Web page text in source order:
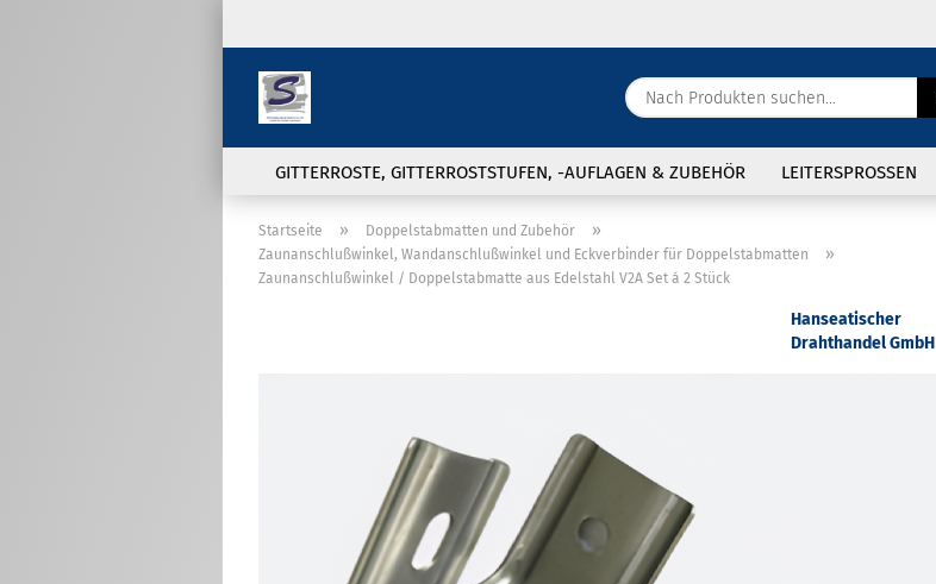
GITTERROSTE, GITTERROSTSTUFEN, -AUFLAGEN & ZUBEHÖR LEITERSPROSSEN
Doppelstabmattenzaun
Zaunanschlußwinkel,
Wandanschlußwinkel und
Eckverbinder für
Doppelstabmatten
Restposten anzeigen
Startseite » Doppelstabmatten und Zubehör »
Zaunanschlußwinkel, Wandanschlußwinkel und Eckverbinder für Doppelstabmatten »
Zaunanschlußwinkel / Doppelstabmatte aus Edelstahl V2A Set á 2 Stück
Hanseatischer
Drahthandel GmbH